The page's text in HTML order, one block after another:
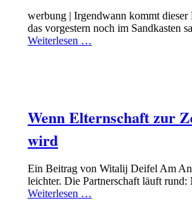
werbung | Irgendwann kommt
das vorgestern noch im Sandkasten
Weiterlesen …
Wenn Elternschaft zur
wird
Ein Beitrag von Witalij Deifel Am
leichter. Die Partnerschaft läuft
Weiterlesen …